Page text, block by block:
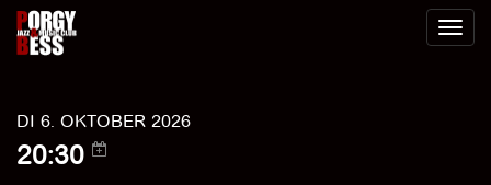
Toggle
DI 6. OKTOBER 2026
20:30